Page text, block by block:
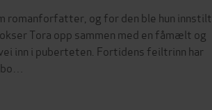
romanforfatter, og for den ble hun innstilt
Tora opp sammen med en fåmælt og
inn i puberteten. Fortidens feiltrinn har